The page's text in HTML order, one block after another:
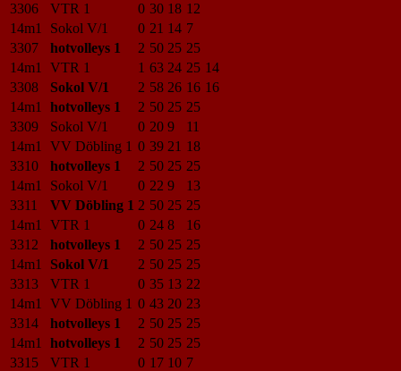
3306
VTR 1 0 30 18 12
14m1
Sokol V/1 0 21 14 7
3307
hotvolleys 1 2 50 25 25
14m1
VTR 1 1 63 24 25 14
3308
Sokol V/1 2 58 26 16 16
14m1
hotvolleys 1 2 50 25 25
3309
Sokol V/1 0 20 9
11
14m1
VV Döbling 1 0 39 21 18
3310
hotvolleys 1 2 50 25 25
14m1
Sokol V/1 0 22 9
13
3311
VV Döbling 1 2 50 25 25
14m1
VTR 1 0 24 8
16
3312
hotvolleys 1 2 50 25 25
14m1
Sokol V/1 2 50 25 25
3313
VTR 1 0 35 13 22
14m1
VV Döbling 1 0 43 20 23
3314
hotvolleys 1 2 50 25 25
14m1
hotvolleys 1 2 50 25 25
3315
VTR 1 0 17 10 7